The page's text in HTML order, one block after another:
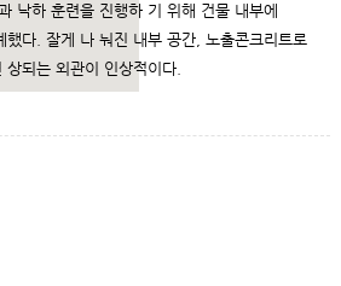
낙하 훈련을 진행하 기 위해 건물 내부에
다. 잘게 나 눠진 내부 공간, 노출콘크리트로
되는 외관이 인상적이다.